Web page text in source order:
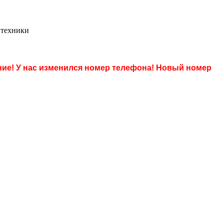
У нас изменился номер телефона! Новый номер